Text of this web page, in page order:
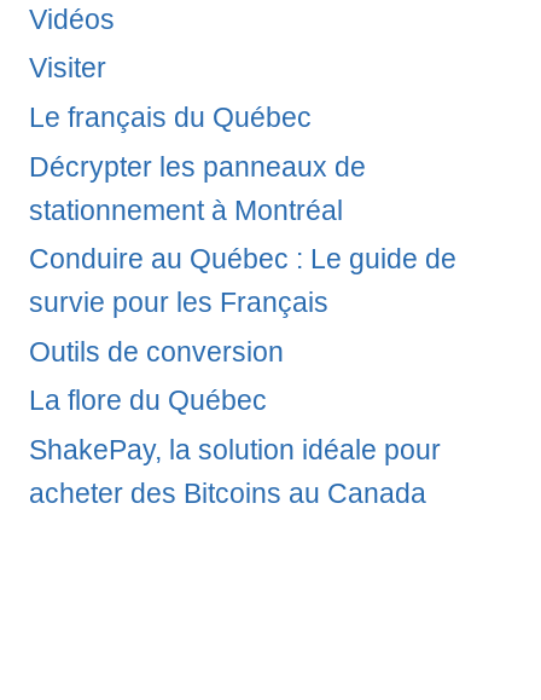
Vidéos
Visiter
Le français du Québec
Décrypter les panneaux de
stationnement à Montréal
Conduire au Québec : Le guide de
survie pour les Français
Outils de conversion
La flore du Québec
ShakePay, la solution idéale pour
acheter des Bitcoins au Canada